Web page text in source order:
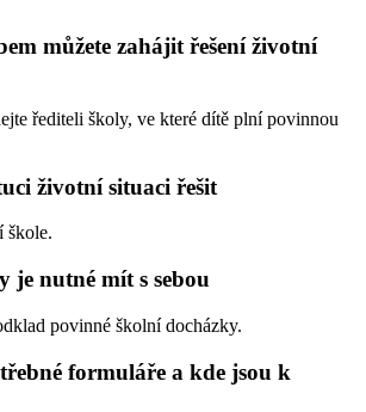
můžete zahájit řešení životní
řediteli školy, ve které dítě plní povinnou
životní situaci řešit
škole.
je nutné mít s sebou
povinné školní docházky.
formuláře a kde jsou k